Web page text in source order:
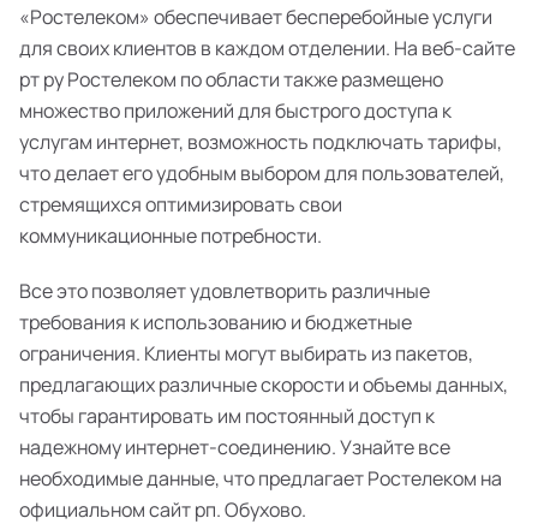
«Ростелеком» обеспечивает бесперебойные услуги
для своих клиентов в каждом отделении. На веб-сайте
рт ру Ростелеком по области также размещено
множество приложений для быстрого доступа к
услугам интернет, возможность подключать тарифы,
что делает его удобным выбором для пользователей,
стремящихся оптимизировать свои
коммуникационные потребности.
Все это позволяет удовлетворить различные
требования к использованию и бюджетные
ограничения. Клиенты могут выбирать из пакетов,
предлагающих различные скорости и объемы данных,
чтобы гарантировать им постоянный доступ к
надежному интернет-соединению. Узнайте все
необходимые данные, что предлагает Ростелеком на
официальном сайт рп. Обухово.